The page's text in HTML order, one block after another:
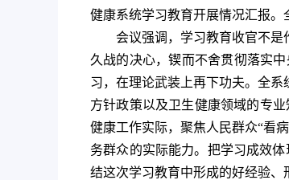
健康系统学习教育开展情况汇报。
会议强调，学习教育收官不
久战的决心，锲而不舍贯彻落实
习，在理论武装上再下功夫。全
方针政策以及卫生健康领域的专
健康工作实际，聚焦人民群众“看
务群众的实际能力。把学习成效
结这次学习教育中形成的好经验、